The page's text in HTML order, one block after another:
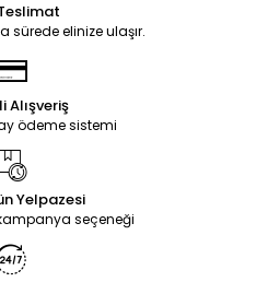
Teslimat
sürede elinize ulaşır.
Alışveriş
ödeme sistemi
Yelpazesi
seçeneği